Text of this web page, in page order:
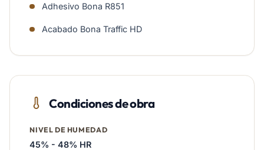
Adhesivo Bona R851
Acabado Bona Traffic HD
Condiciones de obra
NIVEL DE HUMEDAD
45% - 48% HR